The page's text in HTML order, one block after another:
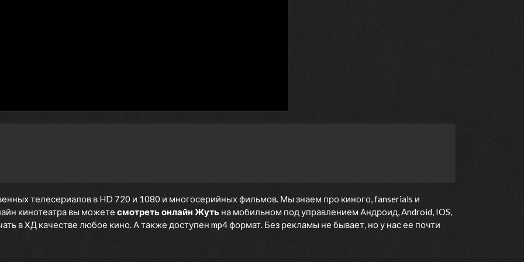
10 октября 2016
телесериалов в HD 720 и 1080 и многосерийных фильмов. Мы знаем про киного, fanserials и
кинотеатра вы можете смотреть онлайн Жуть на мобильном под управлением Андроид, Android, IOS,
в ХД качестве любое кино. А также доступен mp4 формат. Без рекламы не бывает, но у нас ее почти